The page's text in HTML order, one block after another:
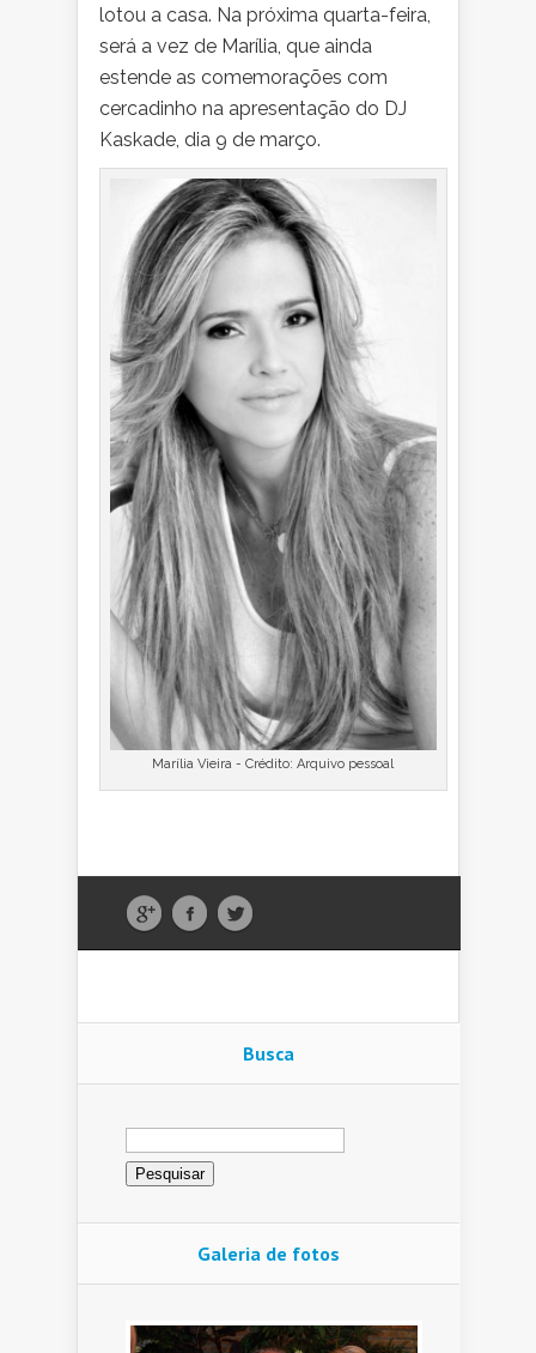
lotou a casa. Na próxima quarta-feira,
será a vez de Marília, que ainda
estende as comemorações com
cercadinho na apresentação do DJ
Kaskade, dia 9 de março.
Marília Vieira - Crédito: Arquivo pessoal
Busca
Pesquisar
por:
Galeria de fotos